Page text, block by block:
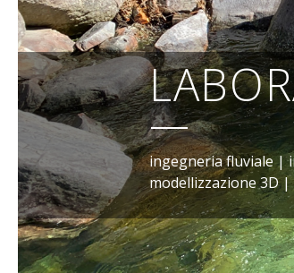
ingegneria fluviale |
modellizzazione 3D